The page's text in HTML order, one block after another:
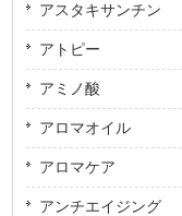
アスタキサンチン
アトピー
アミノ酸
アロマオイル
アロマケア
アンチエイジング